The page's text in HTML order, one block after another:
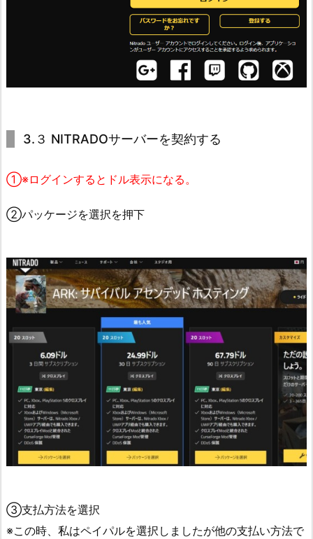
3.３ NITRADOサーバーを契約する
①※ログインするとドル表示になる。
②パッケージを選択を押下
③支払方法を選択
※この時、私はペイパルを選択しましたが他の支払い方法で